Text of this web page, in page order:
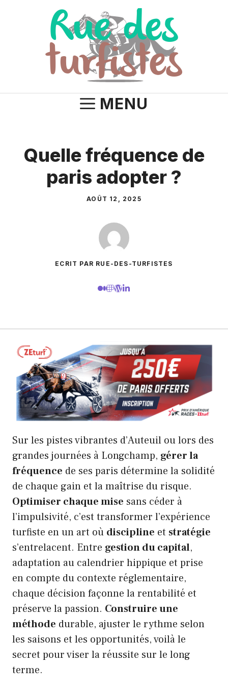
MENU
Quelle fréquence de
paris adopter ?
AOÛT 12, 2025
ECRIT PAR RUE-DES-TURFISTES
Sur les pistes vibrantes d’Auteuil ou lors des
grandes journées à Longchamp, gérer la
fréquence de ses paris détermine la solidité
de chaque gain et la maîtrise du risque.
Optimiser chaque mise sans céder à
l’impulsivité, c’est transformer l’expérience
turfiste en un art où discipline et stratégie
s’entrelacent. Entre gestion du capital,
adaptation au calendrier hippique et prise
en compte du contexte réglementaire,
chaque décision façonne la rentabilité et
préserve la passion. Construire une
méthode durable, ajuster le rythme selon
les saisons et les opportunités, voilà le
secret pour viser la réussite sur le long
terme.